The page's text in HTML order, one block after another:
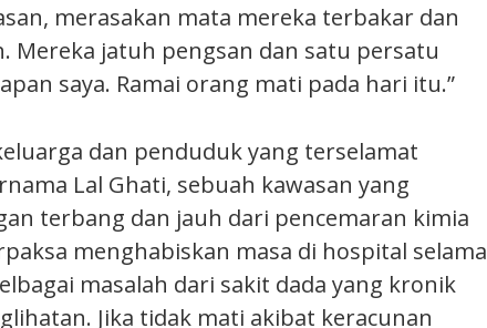
merasakan mata mereka terbakar dan
Mereka jatuh pengsan dan satu persatu
saya. Ramai orang mati pada hari itu.”
dan penduduk yang terselamat
Lal Ghati, sebuah kawasan yang
terbang dan jauh dari pencemaran kimia
menghabiskan masa di hospital selama
masalah dari sakit dada yang kronik
Jika tidak mati akibat keracunan